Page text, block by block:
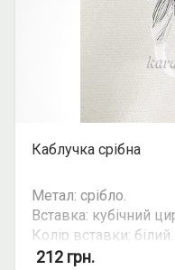
Каблучка срібна
Метал: срібло.
Вставка: кубічний
Колір вставки: білий.
Вид: круглий камінь.
212 грн.